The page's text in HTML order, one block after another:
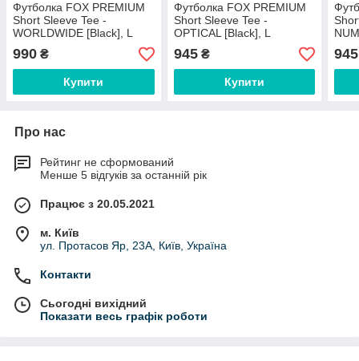
Футболка FOX PREMIUM
Short Sleeve Tee -
WORLDWIDE [Black], L
990 ₴
Купити
Футболка FOX PREMIUM
Short Sleeve Tee -
OPTICAL [Black], L
945₴
Купити
945
Про нас
Рейтинг не сформований
Менше 5 відгуків за останній рік
Працює з 20.05.2021
м. Київ
ул. Протасов Яр, 23А, Київ, Україна
Контакти
Сьогодні вихідний
Показати весь графік роботи